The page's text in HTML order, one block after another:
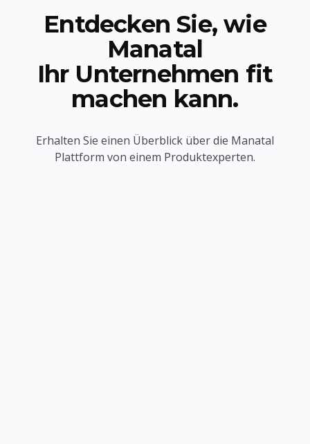
Entdecken Sie, wie
Manatal
Ihr Unternehmen fit
machen kann.
Erhalten Sie einen Überblick über die Manatal
Plattform von einem Produktexperten.